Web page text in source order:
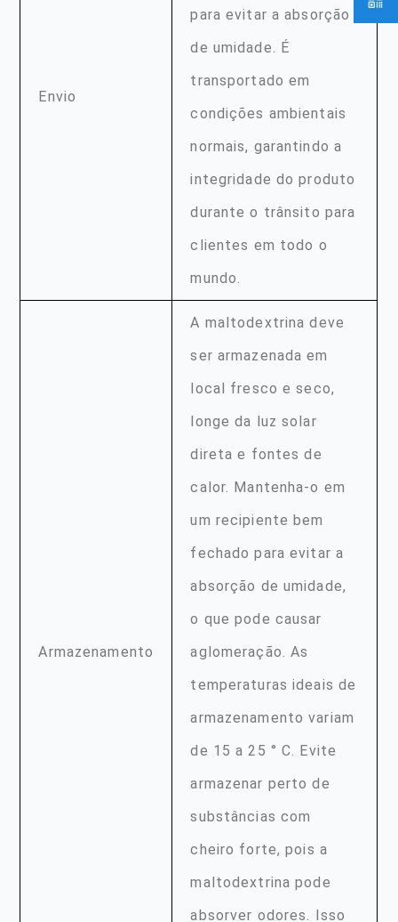
Envio
para evitar a absorção
de umidade. É
transportado em
condições ambientais
normais, garantindo a
integridade do produto
durante o trânsito para
clientes em todo o
mundo.
Armazenamento
A maltodextrina deve
ser armazenada em
local fresco e seco,
longe da luz solar
direta e fontes de
calor. Mantenha-o em
um recipiente bem
fechado para evitar a
absorção de umidade,
o que pode causar
aglomeração. As
temperaturas ideais de
armazenamento variam
de 15 a 25 ° C. Evite
armazenar perto de
substâncias com
cheiro forte, pois a
maltodextrina pode
absorver odores. Isso